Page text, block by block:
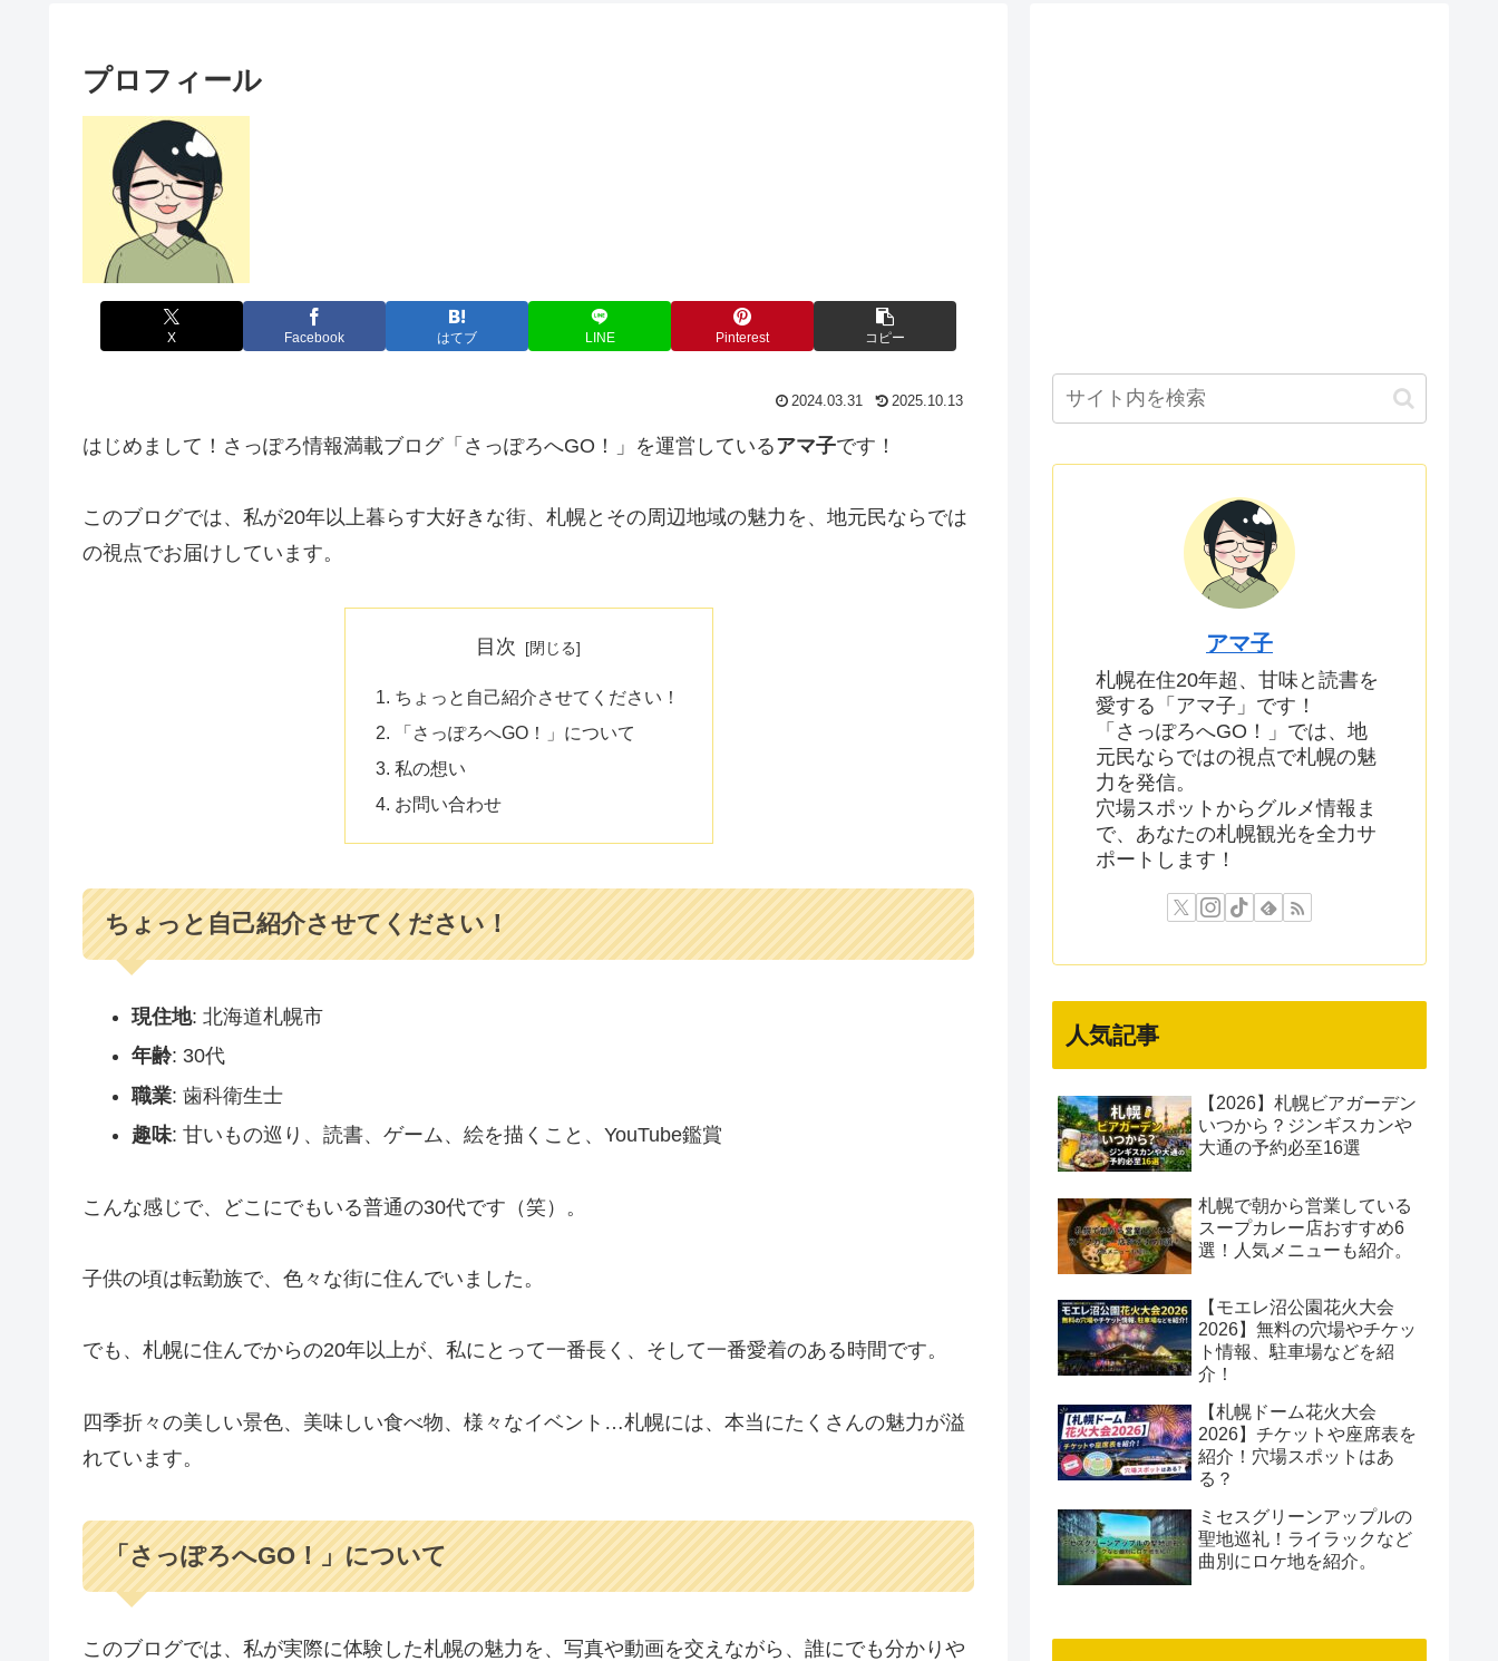
プロフィール
X Facebook はてブ LINE Pinterest コピー
2024.03.31 2025.10.13
はじめまして！さっぽろ情報満載ブログ「さっぽろへGO！」を運営しているアマ子です！
このブログでは、私が20年以上暮らす大好きな街、札幌とその周辺地域の魅力を、地元民ならでは
の視点でお届けしています。
目次
ちょっと自己紹介させてください！
「さっぽろへGO！」について
私の想い
お問い合わせ
ちょっと自己紹介させてください！
現住地: 北海道札幌市
年齢: 30代
職業: 歯科衛生士
趣味: 甘いもの巡り、読書、ゲーム、絵を描くこと、YouTube鑑賞
こんな感じで、どこにでもいる普通の30代です（笑）。
子供の頃は転勤族で、色々な街に住んでいました。
でも、札幌に住んでからの20年以上が、私にとって一番長く、そして一番愛着のある時間です。
四季折々の美しい景色、美味しい食べ物、様々なイベント…札幌には、本当にたくさんの魅力が溢
れています。
「さっぽろへGO！」について
このブログでは、私が実際に体験した札幌の魅力を、写真や動画を交えながら、誰にでも分かりや
アマ子
札幌在住20年超、甘味と読書を
愛する「アマ子」です！
「さっぽろへGO！」では、地
元民ならではの視点で札幌の魅
力を発信。
穴場スポットからグルメ情報ま
で、あなたの札幌観光を全力サ
ポートします！
人気記事
【2026】札幌ビアガーデン
いつから？ジンギスカンや
大通の予約必至16選
札幌で朝から営業している
スープカレー店おすすめ6
選！人気メニューも紹介。
【モエレ沼公園花火大会
2026】無料の穴場やチケッ
ト情報、駐車場などを紹
介！
【札幌ドーム花火大会
2026】チケットや座席表を
紹介！穴場スポットはあ
る？
ミセスグリーンアップルの
聖地巡礼！ライラックなど
曲別にロケ地を紹介。